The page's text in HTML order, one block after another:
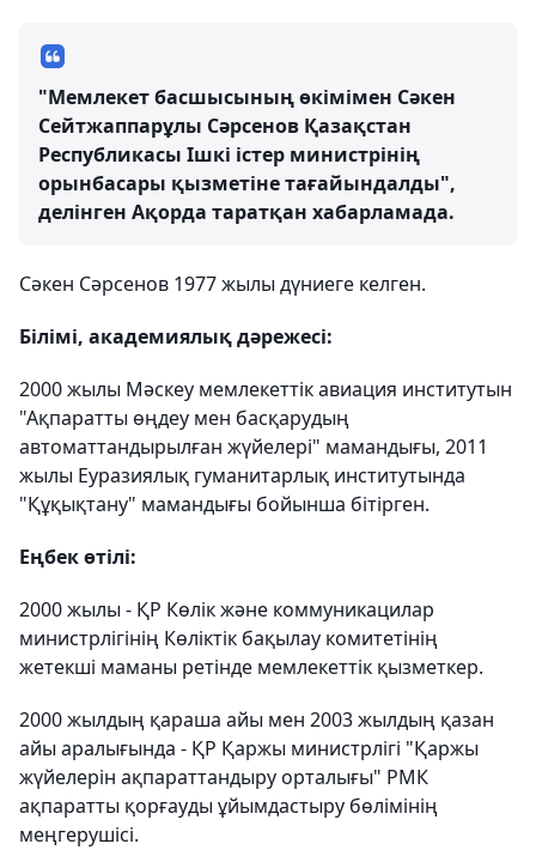
"Мемлекет басшысының өкімімен Сәкен
Сейтжаппарұлы Сәрсенов Қазақстан
Республикасы Ішкі істер министрінің
орынбасары қызметіне тағайындалды",
делінген Ақорда таратқан хабарламада.
Сәкен Сәрсенов 1977 жылы дүниеге келген.
Білімі, академиялық дәрежесі:
2000 жылы Мәскеу мемлекеттік авиация институтын
"Ақпаратты өңдеу мен басқарудың
автоматтандырылған жүйелері" мамандығы, 2011
жылы Еуразиялық гуманитарлық институтында
"Құқықтану" мамандығы бойынша бітірген.
Еңбек өтілі:
2000 жылы - ҚР Көлік және коммуникацилар
министрлігінің Көліктік бақылау комитетінің
жетекші маманы ретінде мемлекеттік қызметкер.
2000 жылдың қараша айы мен 2003 жылдың қазан
айы аралығында - ҚР Қаржы министрлігі "Қаржы
жүйелерін ақпараттандыру орталығы" РМК
ақпаратты қорғауды ұйымдастыру бөлімінің
меңгерушісі.